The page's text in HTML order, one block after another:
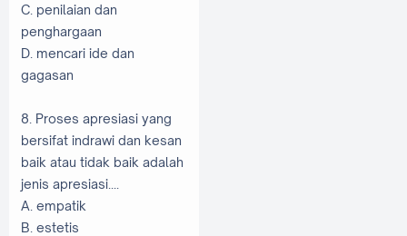
C. penilaian dan
penghargaan
D. mencari ide dan
gagasan
8. Proses apresiasi yang
bersifat indrawi dan kesan
baik atau tidak baik adalah
jenis apresiasi....
A. empatik
B. estetis